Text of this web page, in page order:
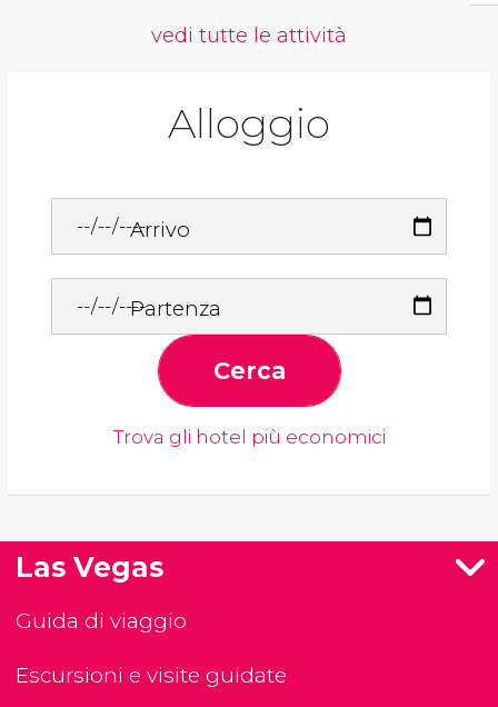
vedi tutte le attività
Alloggio
Arrivo
Partenza
Cerca
Trova gli hotel più economici
Las Vegas
Guida di viaggio
Escursioni e visite guidate